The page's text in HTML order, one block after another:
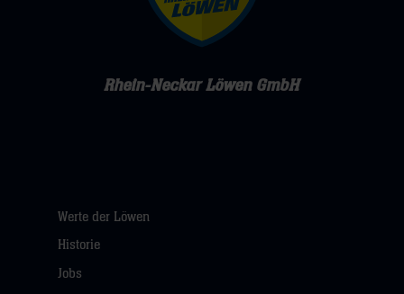
Rhein-Neckar Löwen GmbH
Werte der Löwen
Historie
Jobs